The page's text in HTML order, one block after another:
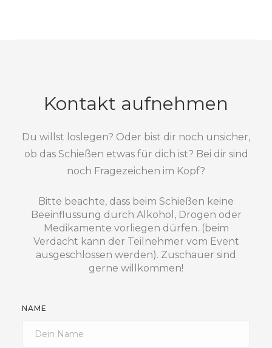
Kontakt aufnehmen
Du willst loslegen? Oder bist dir noch unsicher,
ob das Schießen etwas für dich ist? Bei dir sind
noch Fragezeichen im Kopf?
Bitte beachte, dass beim Schießen keine
Beeinflussung durch Alkohol, Drogen oder
Medikamente vorliegen dürfen. (beim
Verdacht kann der Teilnehmer vom Event
ausgeschlossen werden). Zuschauer sind
gerne willkommen!
NAME